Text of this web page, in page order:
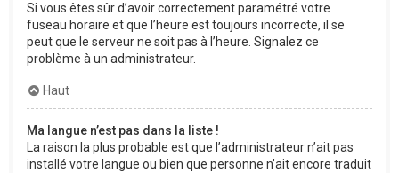
Si vous êtes sûr d’avoir correctement paramétré votre
fuseau horaire et que l’heure est toujours incorrecte, il se
peut que le serveur ne soit pas à l’heure. Signalez ce
problème à un administrateur.
Haut
Ma langue n’est pas dans la liste !
La raison la plus probable est que l’administrateur n’ait pas
installé votre langue ou bien que personne n’ait encore traduit